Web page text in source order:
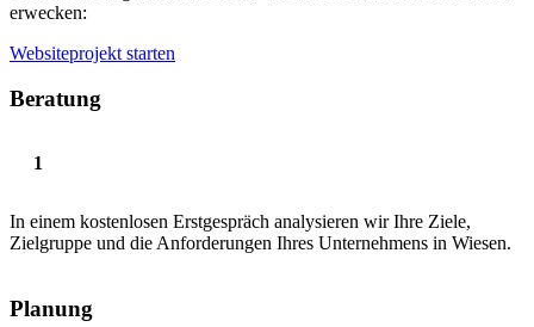
erwecken:
Websiteprojekt starten
Beratung
In einem kostenlosen Erstgespräch analysieren wir Ihre Ziele,
Zielgruppe und die Anforderungen Ihres Unternehmens in Wiesen.
Planung